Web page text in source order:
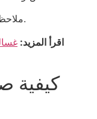
ملاحظة: اطلب دائمًا إيصالًا مفصلاً وبطاقة ضمان.
اقرأ المزيد:
كيفية